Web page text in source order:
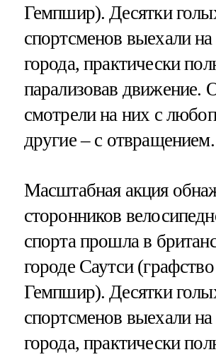
Гемпшир). Десятки
спортсменов выехали
города, практически
парализовав движение.
смотрели на них с
другие – с отвращением.
Масштабная акция
сторонников
спорта прошла в
городе Саутси (графство
Гемпшир). Десятки
спортсменов выехали
города, практически